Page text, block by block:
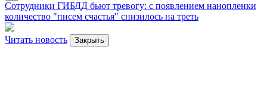
Сотрудники ГИБДД бьют тревогу: с появлением нанопленки
количество "писем счастья" снизилось на треть
Читать новость Закрыть